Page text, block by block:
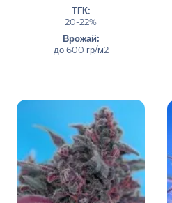
ТГК:
20-22%
Врожай:
до 600 гр/м2